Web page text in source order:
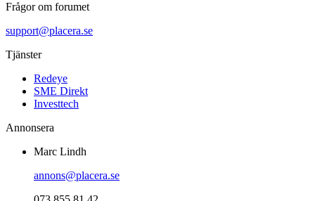
Frågor om forumet
support@placera.se
Tjänster
Redeye
SME Direkt
Investtech
Annonsera
Marc Lindh
annons@placera.se